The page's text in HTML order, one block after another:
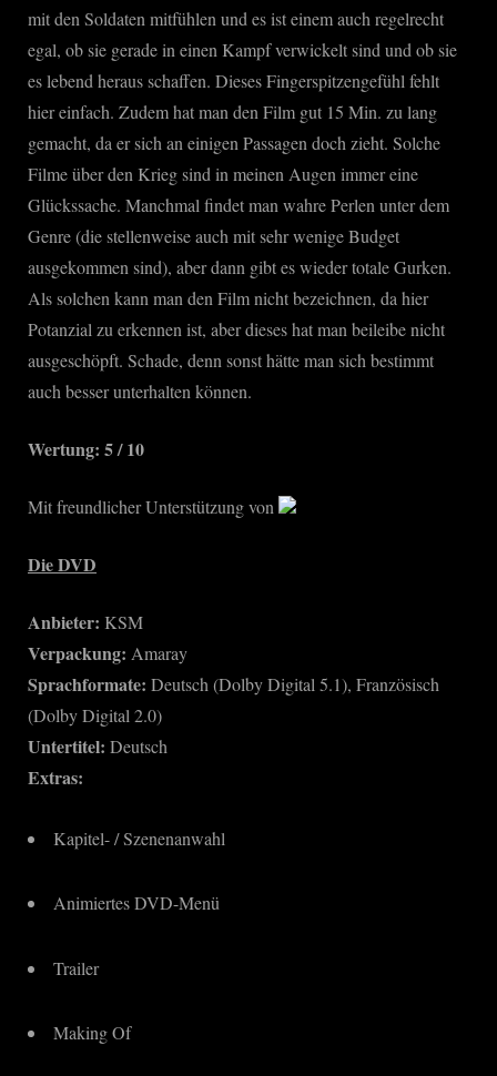
mit den Soldaten mitfühlen und es ist einem auch regelrecht
egal, ob sie gerade in einen Kampf verwickelt sind und ob sie
es lebend heraus schaffen. Dieses Fingerspitzengefühl fehlt
hier einfach. Zudem hat man den Film gut 15 Min. zu lang
gemacht, da er sich an einigen Passagen doch zieht. Solche
Filme über den Krieg sind in meinen Augen immer eine
Glückssache. Manchmal findet man wahre Perlen unter dem
Genre (die stellenweise auch mit sehr wenige Budget
ausgekommen sind), aber dann gibt es wieder totale Gurken.
Als solchen kann man den Film nicht bezeichnen, da hier
Potanzial zu erkennen ist, aber dieses hat man beileibe nicht
ausgeschöpft. Schade, denn sonst hätte man sich bestimmt
auch besser unterhalten können.
Wertung: 5 / 10
Mit freundlicher Unterstützung von
Die DVD
Anbieter: KSM
Verpackung: Amaray
Sprachformate: Deutsch (Dolby Digital 5.1), Französisch
(Dolby Digital 2.0)
Untertitel: Deutsch
Extras:
Kapitel- / Szenenanwahl
Animiertes DVD-Menü
Trailer
Making Of